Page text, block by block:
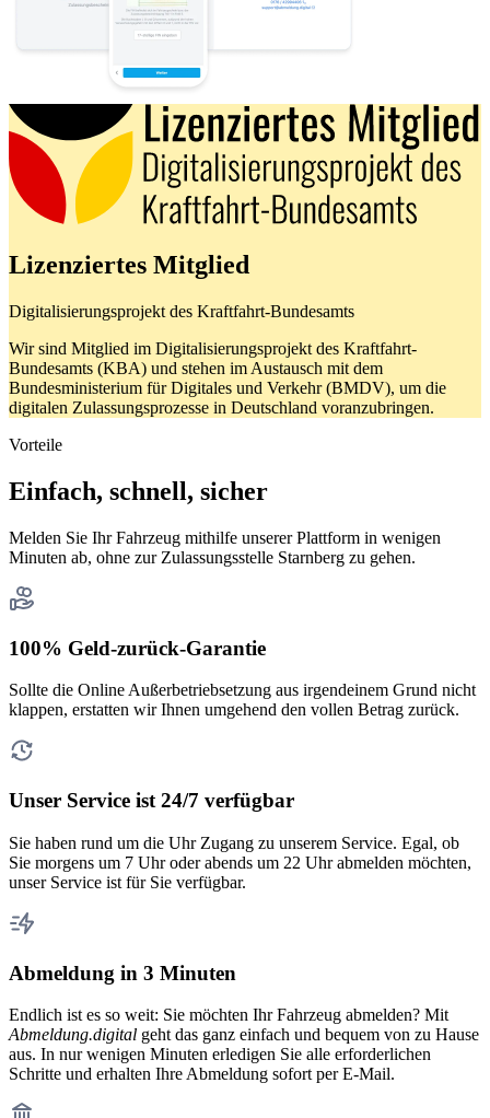
Lizenziertes Mitglied
Digitalisierungsprojekt des Kraftfahrt-Bundesamts
Wir sind Mitglied im Digitalisierungsprojekt des Kraftfahrt-
Bundesamts (KBA) und stehen im Austausch mit dem
Bundesministerium für Digitales und Verkehr (BMDV), um die
digitalen Zulassungsprozesse in Deutschland voranzubringen.
Vorteile
Einfach, schnell, sicher
Melden Sie Ihr Fahrzeug mithilfe unserer Plattform in wenigen
Minuten ab, ohne zur Zulassungsstelle Starnberg zu gehen.
100% Geld-zurück-Garantie
Sollte die Online Außerbetriebsetzung aus irgendeinem Grund nicht
klappen, erstatten wir Ihnen umgehend den vollen Betrag zurück.
Unser Service ist 24/7 verfügbar
Sie haben rund um die Uhr Zugang zu unserem Service. Egal, ob
Sie morgens um 7 Uhr oder abends um 22 Uhr abmelden möchten,
unser Service ist für Sie verfügbar.
Abmeldung in 3 Minuten
Endlich ist es so weit: Sie möchten Ihr Fahrzeug abmelden? Mit
Abmeldung.digital geht das ganz einfach und bequem von zu Hause
aus. In nur wenigen Minuten erledigen Sie alle erforderlichen
Schritte und erhalten Ihre Abmeldung sofort per E-Mail.